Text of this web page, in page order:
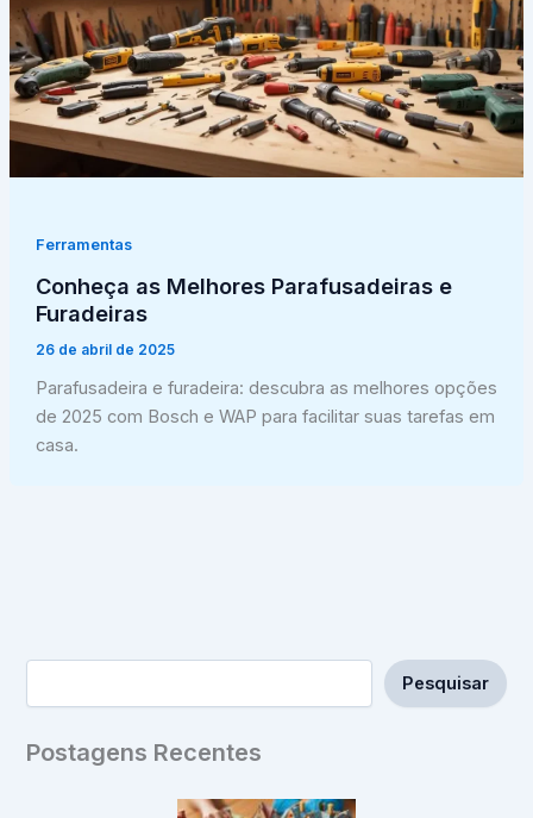
Ferramentas
Conheça as Melhores Parafusadeiras e
Furadeiras
26 de abril de 2025
Parafusadeira e furadeira: descubra as melhores opções
de 2025 com Bosch e WAP para facilitar suas tarefas em
casa.
Pesquisar
Postagens Recentes